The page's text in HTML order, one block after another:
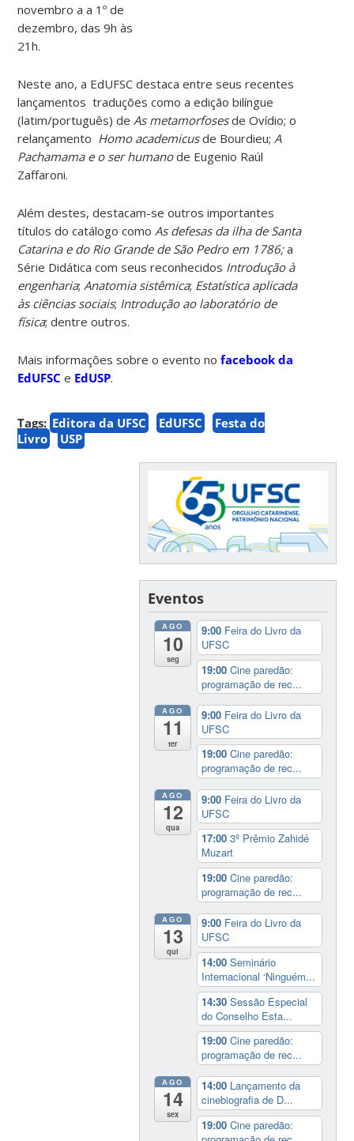
novembro a a 1º de
dezembro, das 9h às
21h.
Neste ano, a EdUFSC destaca entre seus recentes
lançamentos traduções como a edição bilíngue
(latim/português) de As metamorfosesde Ovídio; o
relançamento Homo academicusde Bourdieu; A
Pachamama e o ser humanode Eugenio Raúl
Zaffaroni.
Além destes, destacam-se outros importantes
títulos do catálogo como As defesas da ilha de Santa
Catarina e do Rio Grande de São Pedro em 1786;a
Série Didática com seus reconhecidos Introdução à
engenharia; Anatomia sistêmica; Estatística aplicada
às ciências sociais; Introdução ao laboratório de
física; dentre outros.
Mais informações sobre o evento nofacebook da
EdUFSC e EdUSP.
Tags: Editora da UFSC EdUFSC
Festa do
Livro
USP
Eventos
AGO
10
seg
9:00 Feira do Livro da
UFSC
19:00Cine paredão:
programação de rec...
AGO
11
ter
9:00 Feira do Livro da
UFSC
19:00Cine paredão:
programação de rec...
AGO
12
qua
9:00 Feira do Livro da
UFSC
17:003º Prêmio Zahidé
Muzart
19:00Cine paredão:
programação de rec...
AGO
13
qui
9:00 Feira do Livro da
UFSC
14:00Seminário
Internacional ‘Ninguém...
14:30Sessão Especial
do Conselho Esta...
19:00Cine paredão:
programação de rec...
AGO
14
sex
14:00 Lançamento da
cinebiografia de D...
19:00Cine paredão: